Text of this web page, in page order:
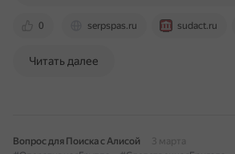
0 serpspas.ru sudact.ru
Читать далее
Вопрос для Поиска с Алисой
3 марта